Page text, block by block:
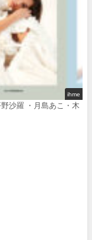
ihme
沙羅 ・月島あこ・木